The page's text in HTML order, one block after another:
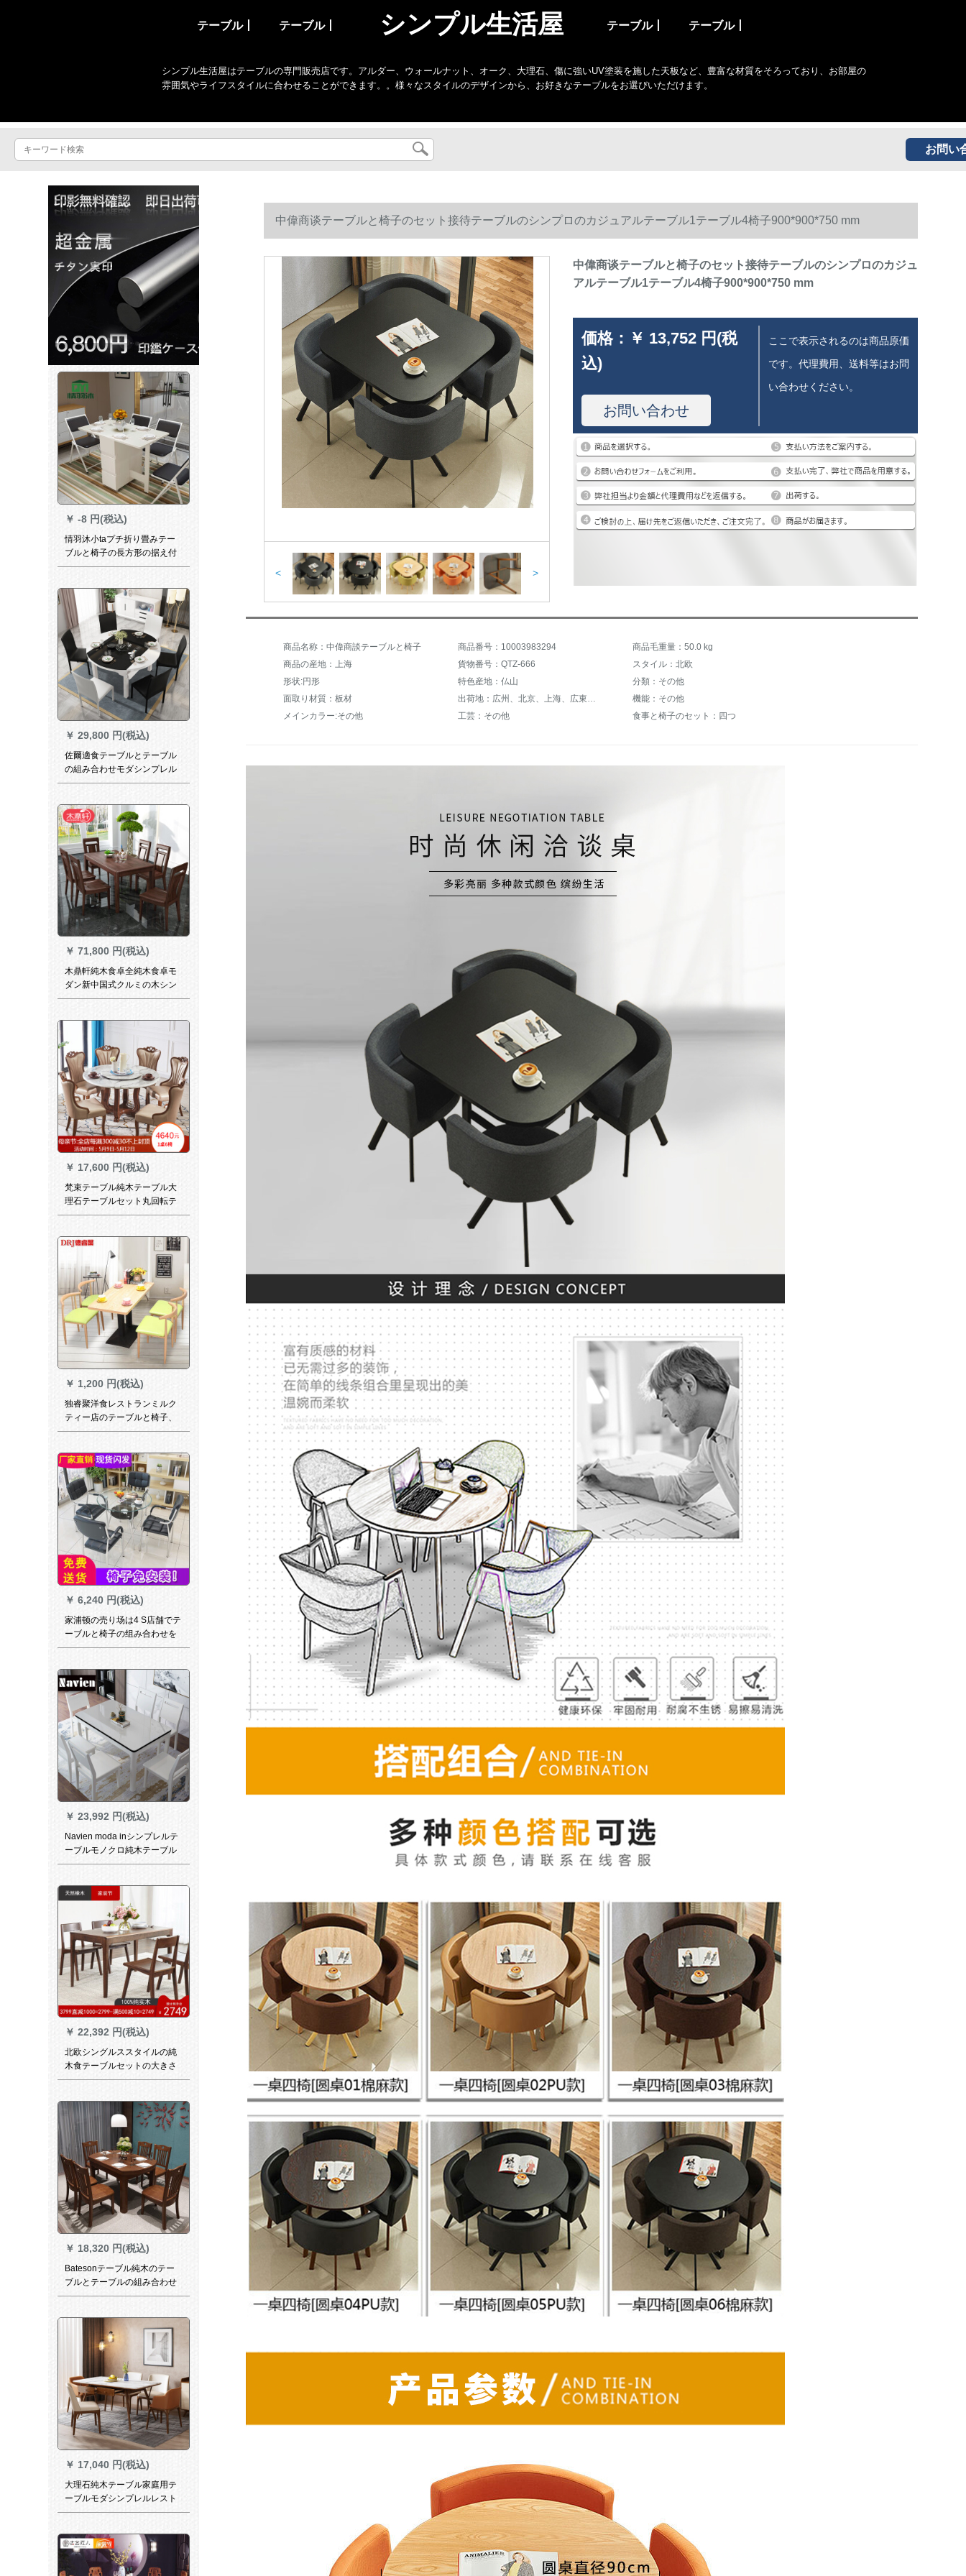
テーブル丨 テーブル丨 シンプル生活屋 テーブル丨 テーブル丨
シンプル生活屋はテーブルの専門販売店です。アルダー、ウォールナット、オーク、大理石、傷に強いUV塗装を施した天板など、豊富な材質をそろっており、お部屋の
雰囲気やライフスタイルに合わせることができます。。様々なスタイルのデザインから、お好きなテーブルをお選びいただけます。
お問い
￥ -8 円(税込)
情羽沐小taプチ折り畳みテー
ブルと椅子の長方形の据え付
けが免除されています。家庭
せたモデンテーブルは多機能
で伸縮可能です。テーブルの
純白サイズを収納できます。
￥ 29,800 円(税込)
佐爾適食テーブルとテーブル
の組み合わせモダシンプレル
純木伸縮テーブルガラステー
￥ 71,800 円(税込)
木鼎軒純木食卓全純木食卓モ
ダン新中国式クルミの木シン
プロル食事テーブルセットレ
￥ 17,600 円(税込)
梵束テーブル純木テーブル大
理石テーブルセット丸回転テ
ーブル洋風テーブルレストラ
ブル（回転台に送る）
￥ 1,200 円(税込)
独睿聚洋食レストランミルク
ティー店のテーブルと椅子、
鉄芸牛角椅子とミルクティー
ランのそば屋の軽食店のテー
ブルと椅子としゃぶしゃぶな
べの店のバーの食堂のファー
ストフードのテーブルと椅子
と砂利盤の60*60单机
￥ 6,240 円(税込)
家浦顿の売り场は4 S店舗でテ
ーブルと椅子の组み合わせを
しています。钢化ガラス二段
プロモーダオフィスの展示室
の车行レジャー接客机と椅
子、テーブルと椅子、黒いテ
ーブル、四つの椅子がありま
す。
￥ 23,992 円(税込)
Navien moda inシンプレルテ
ーブルモノクロ純木テーブル
レストラン家具中小タワーテ
ステーブルテーブル純木テー
ブルモノクロテーブル六椅子
（1.35 m）
￥ 22,392 円(税込)
北欧シングルススタイルの純
木食テーブルセットの大きさ
は、テープ長方形テーブルの4
角椅子です。
￥ 18,320 円(税込)
Batesonテーブル純木のテー
ブルとテーブルの組み合わせ
が伸縮した形のテーブルAタイ
ブル4つの椅子です。
￥ 17,040 円(税込)
大理石純木テーブル家庭用テ
ーブルモダシンプレルレスト
ラン長方形テーブル北欧テー
ル
中偉商谈テーブルと椅子のセット接待テーブルのシンプロのカジュアルテーブル1テーブル4椅子900*900*750 mm
< >
中偉商谈テーブルと椅子のセット接待テーブルのシンプロのカジュ
アルテーブル1テーブル4椅子900*900*750 mm
価格： ￥ 13,752 円(税
込)
お問い合わせ
ここで表示されるのは商品原価
です。代理費用、送料等はお問
い合わせください。
商品名称：中偉商談テーブルと椅子 商品番号：10003983294
商品毛重量：50.0 kg
商品の産地：上海
貨物番号：QTZ-666
スタイル：北欧
形状:円形
特色産地：仏山
分類：その他
面取り材質：板材
出荷地：広州、北京、上海、広東、深セン、杭州、東莞、佛山、成都、金華、泉州、青島、シ博、福州、嘉興、南康、山東、四川、福建、江西、その他
機能：その他
メインカラー:その他
工芸：その他 食事と椅子のセット：四つ